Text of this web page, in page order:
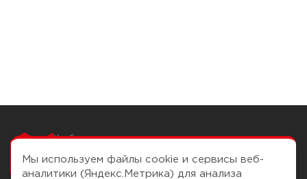
Чтобы вам легко
Мы используем файлы cookie и сервисы веб-
аналитики (Яндекс.Метрика) для анализа